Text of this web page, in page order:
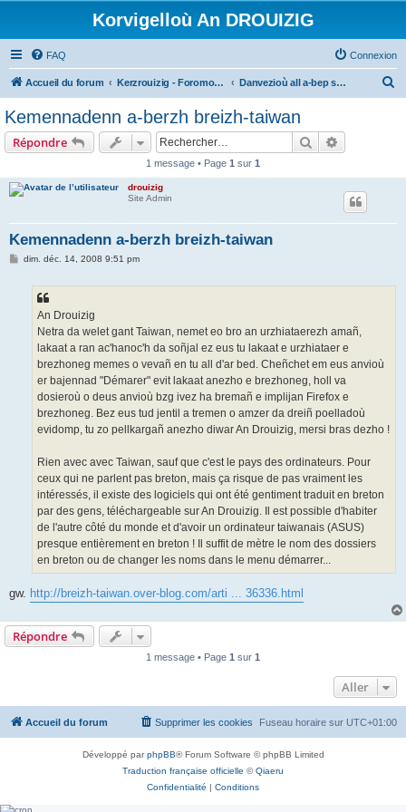
Korvigelloù An DROUIZIG
FAQ Connexion
Accueil du forum Kerzrouizig - Foromoù An Drouizig Danvezioù all a-bep seurt
Kemennadenn a-berzh breizh-taiwan
Répondre Rechercher
1 message • Page 1 sur 1
drouizig
Site Admin
Kemennadenn a-berzh breizh-taiwan
Mdim. déc. 14, 2008 9:51 pm
An Drouizig
Netra da welet gant Taiwan, nemet eo bro an urzhiataerezh amañ,
lakaat a ran ac'hanoc'h da soñjal ez eus tu lakaat e urzhiataer e
brezhoneg memes o vevañ en tu all d'ar bed. Cheñchet em eus anvioù
er bajennad "Démarer" evit lakaat anezho e brezhoneg, holl va
dosieroù o deus anvioù bzg ivez ha bremañ e implijan Firefox e
brezhoneg. Bez eus tud jentil a tremen o amzer da dreiñ poelladoù
evidomp, tu zo pellkargañ anezho diwar An Drouizig, mersi bras dezho !
Rien avec avec Taiwan, sauf que c'est le pays des ordinateurs. Pour
ceux qui ne parlent pas breton, mais ça risque de pas vraiment les
intéressés, il existe des logiciels qui ont été gentiment traduit en breton
par des gens, téléchargeable sur An Drouizig. Il est possible d'habiter
de l'autre côté du monde et d'avoir un ordinateur taiwanais (ASUS)
presque entièrement en breton ! Il suffit de mètre le nom des dossiers
en breton ou de changer les noms dans le menu démarrer...
gw. http://breizh-taiwan.over-blog.com/arti ... 36336.html
Répondre
1 message • Page 1 sur 1
Aller
Accueil du forum Fuseau horaire sur UTC+01:00
Supprimer les cookies
Développé parphpBB® Forum Software © phpBB Limited
Traduction française officielle ©Qiaeru
Confidentialité | Conditions